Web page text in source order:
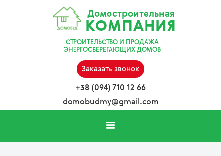
Домостроительная
КОМПАНИЯ
СТРОИТЕЛЬСТВО И ПРОДАЖА
ЭНЕРГОСБЕРЕГАЮЩИХ ДОМОВ
Заказать звонок
+38 (094) 710 12 66
domobudmy@gmail.com